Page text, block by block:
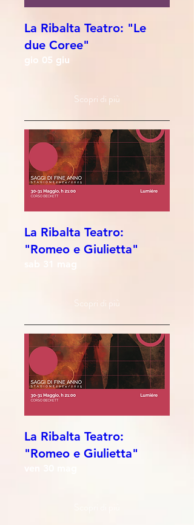
La Ribalta Teatro: "Le
due Coree"
gio 05 giu
Scopri di più
La Ribalta Teatro:
"Romeo e Giulietta"
Scopri di più
La Ribalta Teatro:
"Romeo e Giulietta"